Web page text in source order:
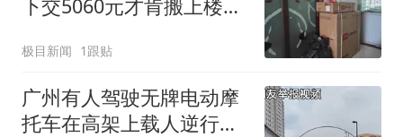
下交5060元才肯搬上楼！
极目新闻 1跟贴
广州有人驾驶无牌电动摩
托车在高架上载人逆行！